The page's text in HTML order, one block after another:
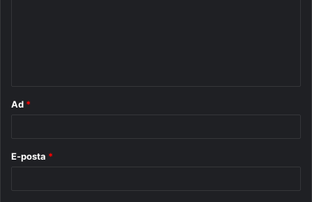
Ad *
E-posta *